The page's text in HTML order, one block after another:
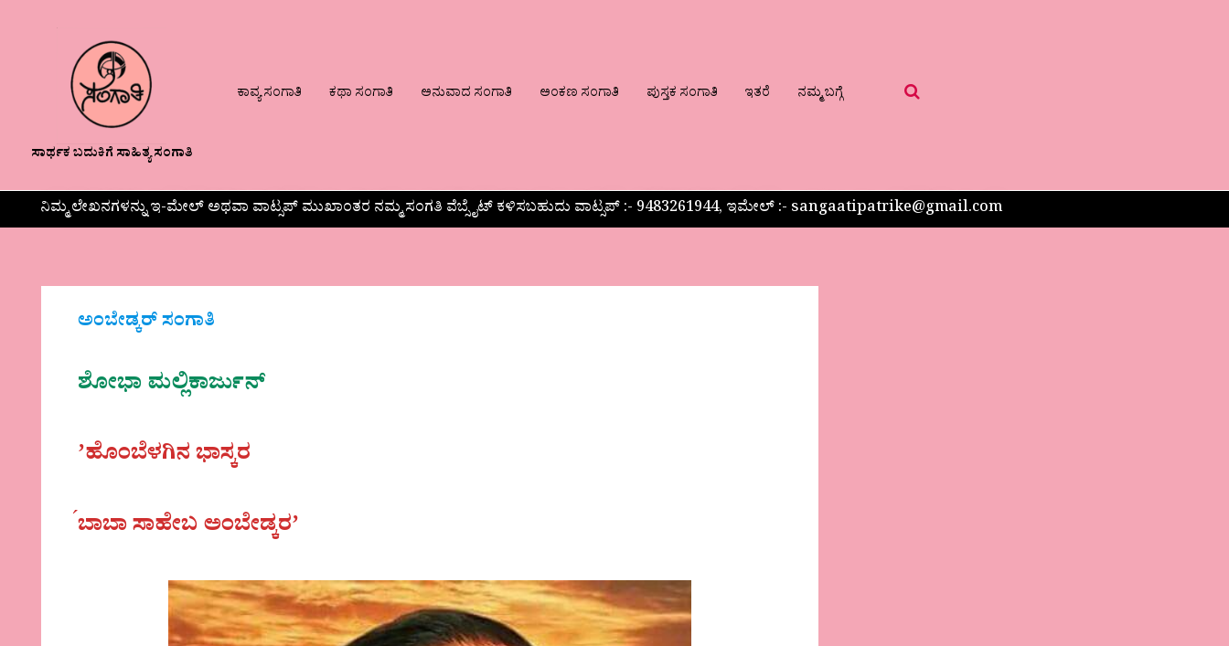
ಸಾರ್ಥಕ ಬದುಕಿಗೆ ಸಾಹಿತ್ಯ ಸಂಗಾತಿ
ಕಾವ್ಯ ಸಂಗಾತಿ ಕಥಾ ಸಂಗಾತಿ ಅನುವಾದ ಸಂಗಾತಿ ಅಂಕಣ ಸಂಗಾತಿ ಪುಸ್ತಕ ಸಂಗಾತಿ ಇತರೆ ನಮ್ಮ ಬಗ್ಗೆ
ನಿಮ್ಮ ಲೇಖನಗಳನ್ನು ಇ-ಮೇಲ್ ಅಥವಾ ವಾಟ್ಸಪ್ ಮುಖಾಂತರ ನಮ್ಮ ಸಂಗತಿ ವೆಬ್ಸೈಟ್ ಕಳಿಸಬಹುದು ವಾಟ್ಸಪ್‌ :- 9483261944, ಇಮೇಲ್ :- sangaatipatrike@gmail.com
ಅಂಬೇಡ್ಕರ್‌ ಸಂಗಾತಿ
ಶೋಭಾ ಮಲ್ಲಿಕಾರ್ಜುನ್
ʼಹೊಂಬೆಳಗಿನ ಭಾಸ್ಕರ
ಬಾಬಾ ಸಾಹೇಬ ಅಂಬೇಡ್ಕರʼ